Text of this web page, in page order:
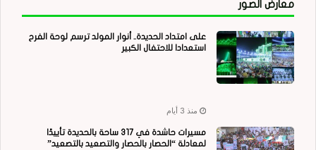
معارض الصور
على امتداد الحديدة.. أنوار المولد ترسم لوحة الفرح
استعدادا للاحتفال الكبير
منذ 3 أيام
مسيرات حاشدة في 317 ساحة بالحديدة تأييدًا
لمعادلة “الحصار بالحصار والتصعيد بالتصعيد”